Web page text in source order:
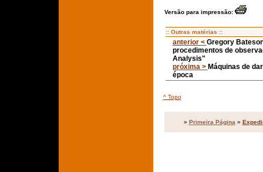
Versão para impressão:
:: Outras matérias ::
anterior < Gregory
procedimentos de
Analysis"
próxima > Máquinas de
época
^ Topo
» Primeira Página »